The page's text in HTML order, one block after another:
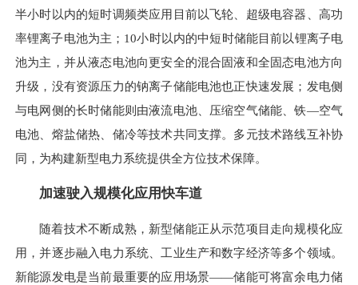
半小时以内的短时调频类应用目前以飞轮、超级电容器、高功
率锂离子电池为主；10小时以内的中短时储能目前以锂离子电
池为主，并从液态电池向更安全的混合固液和全固态电池方向
升级，没有资源压力的钠离子储能电池也正快速发展；发电侧
与电网侧的长时储能则由液流电池、压缩空气储能、铁—空气
电池、熔盐储热、储冷等技术共同支撑。多元技术路线互补协
同，为构建新型电力系统提供全方位技术保障。
加速驶入规模化应用快车道
随着技术不断成熟，新型储能正从示范项目走向规模化应
用，并逐步融入电力系统、工业生产和数字经济等多个领域。
新能源发电是当前最重要的应用场景——储能可将富余电力储